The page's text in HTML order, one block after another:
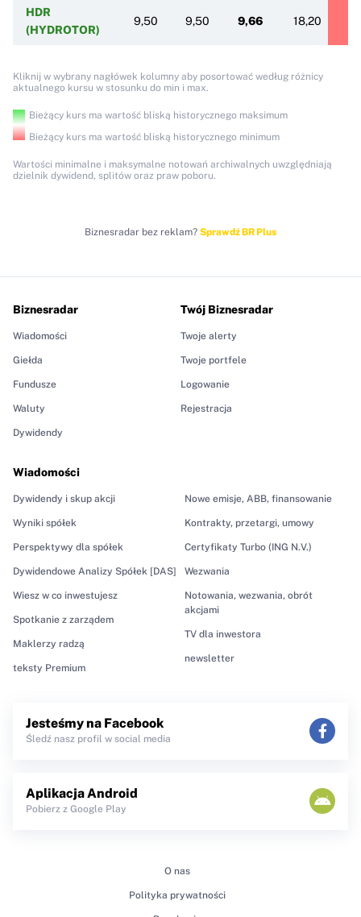
HDR
(HYDROTOR)
9,50 9,50 9,66 18,20
Kliknij w wybrany nagłówek kolumny aby posortować według różnicy
aktualnego kursu w stosunku do min i max.
Bieżący kurs ma wartość bliską historycznego maksimum
Bieżący kurs ma wartość bliską historycznego minimum
Wartości minimalne i maksymalne notowań archiwalnych uwzględniają
dzielnik dywidend, splitów oraz praw poboru.
Biznesradar bez reklam? Sprawdź BR Plus
Biznesradar
Wiadomości
Giełda
Fundusze
Waluty
Dywidendy
Wiadomości
Dywidendy i skup akcji
Wyniki spółek
Perspektywy dla spółek
Dywidendowe Analizy Spółek [DAS]
Wiesz w co inwestujesz
Spotkanie z zarządem
Maklerzy radzą
teksty Premium
Nowe emisje, ABB, finansowanie
Kontrakty, przetargi, umowy
Certyfikaty Turbo (ING N.V.)
Wezwania
Notowania, wezwania, obrót
akcjami
TV dla inwestora
newsletter
Twój Biznesradar
Twoje alerty
Twoje portfele
Logowanie
Rejestracja
Jesteśmy na Facebook
Śledź nasz profil w social media
Aplikacja Android
Pobierz z Google Play
O nas
Polityka prywatności